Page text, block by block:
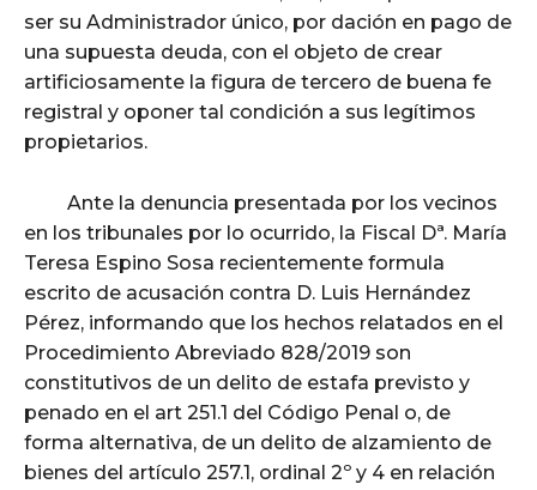
ser su Administrador único, por dación en pago de
una supuesta deuda, con el objeto de crear
artificiosamente la figura de tercero de buena fe
registral y oponer tal condición a sus legítimos
propietarios.
Ante la denuncia presentada por los vecinos
en los tribunales por lo ocurrido, la Fiscal Dª. María
Teresa Espino Sosa recientemente formula
escrito de acusación contra D. Luis Hernández
Pérez, informando que los hechos relatados en el
Procedimiento Abreviado 828/2019 son
constitutivos de un delito de estafa previsto y
penado en el art 251.1 del Código Penal o, de
forma alternativa, de un delito de alzamiento de
bienes del artículo 257.1, ordinal 2º y 4 en relación